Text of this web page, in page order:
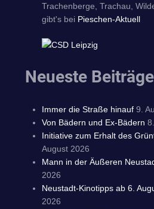
Trachenberge, Trachau,
gibt's bei Pieschen-Aktuell
Neueste Beiträge
Immer die Straße hinauf 9.
Von Bädern und Ex-Bädern
Initiative zum Erhalt des
August 2026
Mann in der Äußeren
2026
Neustadt-Kinotipps ab 6.
2026